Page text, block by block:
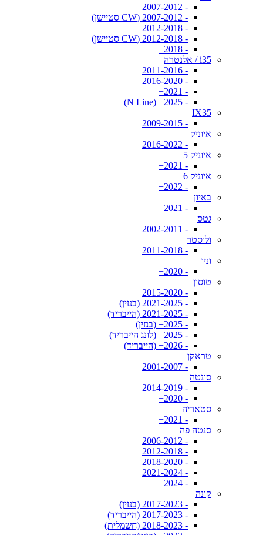
- 2007-2012
- 2007-2012 (CW סטיישן)
- 2012-2018
- 2012-2018 (CW סטיישן)
- 2018+
i35 / אלנטרה
- 2011-2016
- 2016-2020
- 2021+
- 2025+ (N Line)
IX35
- 2009-2015
איוניק
- 2016-2022
איוניק 5
- 2021+
איוניק 6
- 2022+
באיון
- 2021+
גטס
- 2002-2011
ולוסטר
- 2011-2018
וניו
- 2020+
טוסון
- 2015-2020
- 2021-2025 (בנזין)
- 2021-2025 (הייבריד)
- 2025+ (בנזין)
- 2025+ (לונג הייבריד)
- 2026+ (הייבריד)
טראקן
- 2001-2007
סונטה
- 2014-2019
- 2020+
סטאריה
- 2021+
סנטה פה
- 2006-2012
- 2012-2018
- 2018-2020
- 2021-2024
- 2024+
קונה
- 2017-2023 (בנזין)
- 2017-2023 (הייבריד)
- 2018-2023 (חשמלית)